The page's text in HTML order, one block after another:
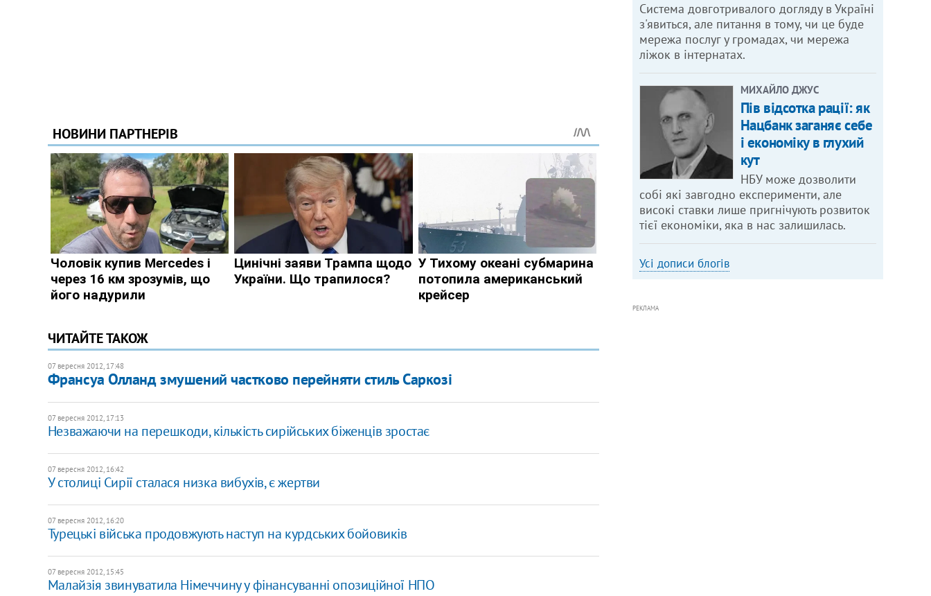
ЧИТАЙТЕ ТАКОЖ
07 вересня 2012, 17:48
Франсуа Олланд змушений частково перейняти стиль Саркозі
07 вересня 2012, 17:13
Незважаючи на перешкоди, кількість сирійських біженців зростає
07 вересня 2012, 16:42
У столиці Сирії сталася низка вибухів, є жертви
07 вересня 2012, 16:20
Турецькі війська продовжують наступ на курдських бойовиків
07 вересня 2012, 15:45
Малайзія звинуватила Німеччину у фінансуванні опозиційної НПО
Система довготривалого догляду в Україні
з'явиться, але питання в тому, чи це буде
мережа послуг у громадах, чи мережа
ліжок в інтернатах.
МИХАЙЛО ДЖУС
Пів відсотка рації: як
Нацбанк заганяє себе
і економіку в глухий
кут
НБУ може дозволити
собі які завгодно експерименти, але
високі ставки лише пригнічують розвиток
тієї економіки, яка в нас залишилась.
Усі дописи блогів
РЕКЛАМА